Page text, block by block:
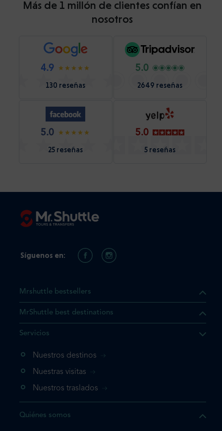
Más de 1 millón de clientes confían en
nosotros
4.9
130 reseñas
5.0
2649 reseñas
5.0
25 reseñas
5.0
5 reseñas
el producto que busca ya
vaya directamente a su
su reserva.
una vez
Mrshuttle bestsellers
MrShuttle best destinations
Servicios
Nuestros destinos
Nuestras visitas
Nuestros traslados
Quiénes somos
Síguenos en: